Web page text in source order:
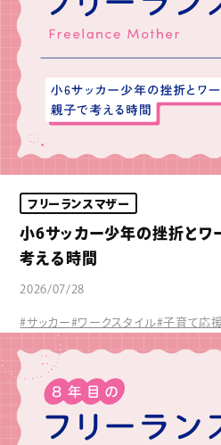
フリーランスマザー
小6サッカー少年の挫折とワ
考える時間
2026/07/28
#サッカー#ワークスタイル#子育て応